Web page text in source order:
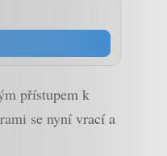
přístupem k
se nyní vrací a